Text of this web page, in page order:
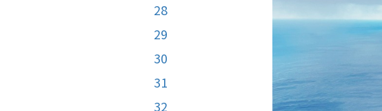
28
29
30
31
32